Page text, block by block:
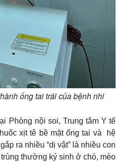
ống tai trái của bệnh nhi
Phòng nội soi, Trung tâm Y tế
xịt tê bề mặt ống tai và hệ
ra nhiều “dị vật” là nhiều con
thường ký sinh ở chó, mèo